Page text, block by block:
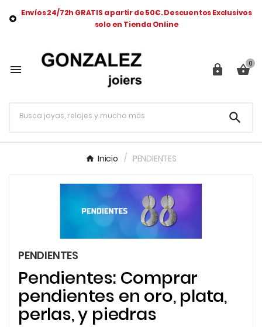

Envíos 24/72h GRATIS a partir de 50€. Descuentos Exclusivos
solo en Tienda Online
  0

Inicio PENDIENTES
PENDIENTES
Pendientes: Comprar
pendientes en oro, plata,
perlas, y piedras